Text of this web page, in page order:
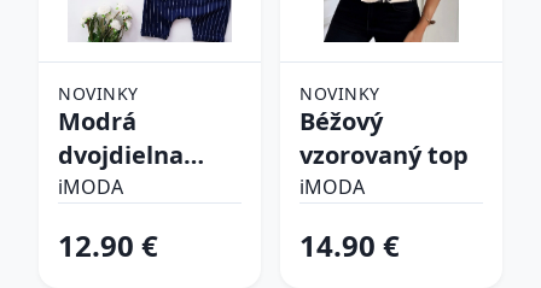
NOVINKY
Modrá
dvojdielna
bavlnená
iMODA
12.90 €
NOVINKY
Béžový
vzorovaný top
iMODA
14.90 €